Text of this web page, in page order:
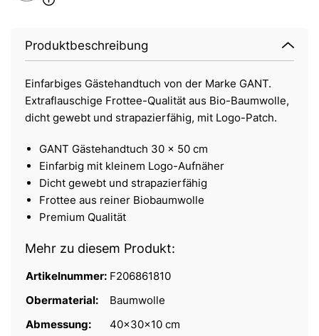
Produktbeschreibung
Einfarbiges Gästehandtuch von der Marke GANT.
Extraflauschige Frottee-Qualität aus Bio-Baumwolle,
dicht gewebt und strapazierfähig, mit Logo-Patch.
GANT Gästehandtuch 30 x 50 cm
Einfarbig mit kleinem Logo-Aufnäher
Dicht gewebt und strapazierfähig
Frottee aus reiner Biobaumwolle
Premium Qualität
Mehr zu diesem Produkt:
Artikelnummer: F206861810
Obermaterial:
Baumwolle
Abmessung:
40x30x10 cm